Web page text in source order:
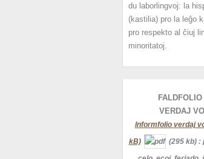
du laborlingvoj: la
(kastilia) pro la leĝo
pro respekto al ĉiuj
minoritatoj.
FALDFOLIO
VERDAJ
Informfolio verdaj
kB)
(295 kb) :